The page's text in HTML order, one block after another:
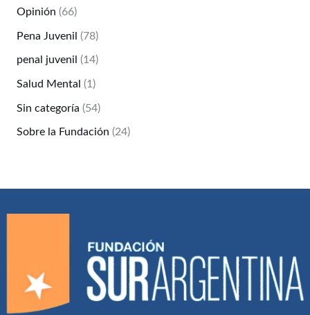
Opinión (66)
Pena Juvenil (78)
penal juvenil (14)
Salud Mental (1)
Sin categoría (54)
Sobre la Fundación (24)